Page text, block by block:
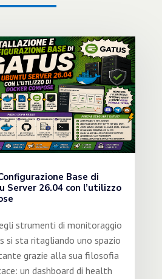
Base di
Server 26.04 con l’utilizzo
strumenti di monitoraggio
si sta ritagliando uno spazio
grazie alla sua filosofia
un dashboard di health